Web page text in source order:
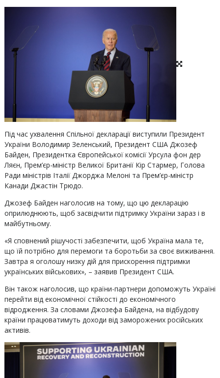
Під час ухвалення Спільної декларації виступили Президент
України Володимир Зеленський, Президент США Джозеф
Байден, Президентка Європейської комісії Урсула фон дер
Ляєн, Прем’єр-міністр Великої Британії Кір Стармер, Голова
Ради міністрів Італії Джорджа Мелоні та Прем’єр-міністр
Канади Джастін Трюдо.
Джозеф Байден наголосив на тому, що цю декларацію
оприлюднюють, щоб засвідчити підтримку України зараз і в
майбутньому.
«Я сповнений рішучості забезпечити, щоб Україна мала те,
що їй потрібно для перемоги та боротьби за своє виживання.
Завтра я оголошу низку дій для прискорення підтримки
українських військових», – заявив Президент США.
Він також наголосив, що країни-партнери допоможуть Україні
перейти від економічної стійкості до економічного
відродження. За словами Джозефа Байдена, на відбудову
країни працюватимуть доходи від заморожених російських
активів.